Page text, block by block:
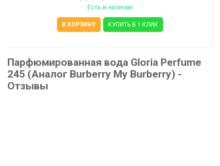
Есть в наличии
В КОРЗИНУ КУПИТЬ В 1 КЛИК
Парфюмированная вода Gloria Perfume
245 (Аналог Burberry My Burberry) -
Отзывы